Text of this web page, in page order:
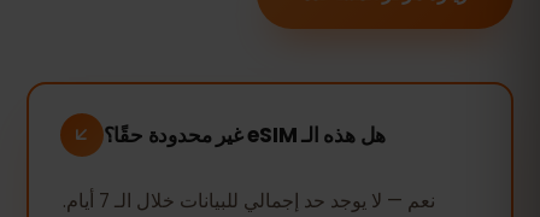
هل هذه الـ eSIM غير محدودة حقًا؟
نعم — لا يوجد حد إجمالي للبيانات خلال الـ 7 أيام.